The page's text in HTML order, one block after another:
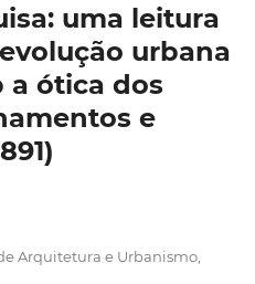
uma leitura
urbana
a ótica dos
e
Arquitetura e Urbanismo,